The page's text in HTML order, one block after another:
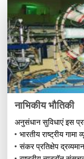
नाभिकीय भौतिकी
अनुसंधान सुविधाएं इस
भारतीय राष्ट्रीय गामा
संकर प्रतिक्षेप